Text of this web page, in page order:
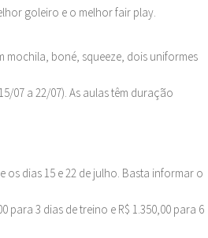
goleiro e o melhor fair play.
boné, squeeze, dois uniformes
07 a 22/07). As aulas têm duração
os dias 15 e 22 de julho. Basta informar o
para 3 dias de treino e R$ 1.350,00 para 6